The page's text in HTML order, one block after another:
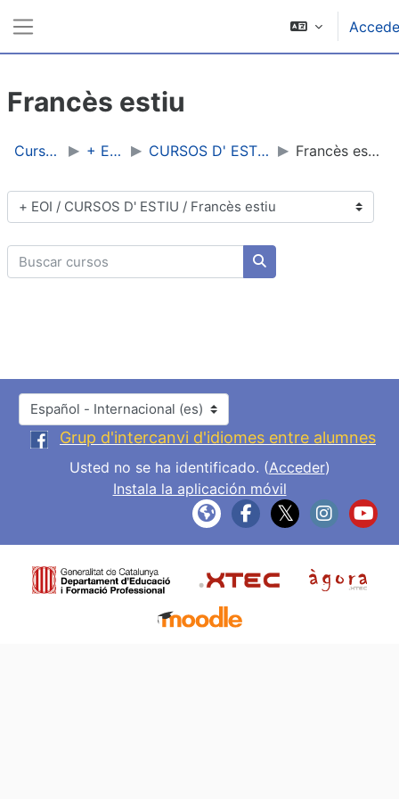
Francès estiu
Cursos + EOI CURSOS D' ESTIU Francès estiu
Categorías
Buscar cursos
Buscar cursos
Idioma
Grup d'intercanvi d'idiomes entre alumnes
Usted no se ha identificado. (Acceder)
Instala la aplicación móvil